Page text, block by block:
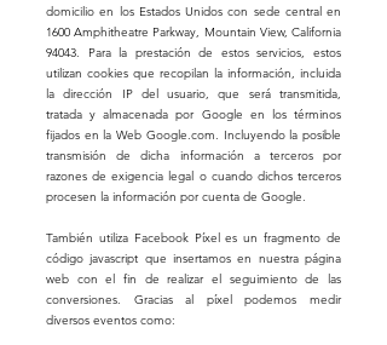
domicilio en los Estados Unidos con sede central en
1600 Amphitheatre Parkway, Mountain View, California
94043. Para la prestación de estos servicios, estos
utilizan cookies que recopilan la información, incluida
la dirección IP del usuario, que será transmitida,
tratada y almacenada por Google en los términos
fijados en la Web Google.com. Incluyendo la posible
transmisión de dicha información a terceros por
razones de exigencia legal o cuando dichos terceros
procesen la información por cuenta de Google.
También utiliza Facebook Píxel es un fragmento de
código javascript que insertamos en nuestra página
web con el fin de realizar el seguimiento de las
conversiones. Gracias al píxel podemos medir
diversos eventos como: